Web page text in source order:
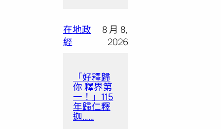
在地政
經
8 月 8,
2026
「好釋歸
你 釋界第
一！」115
年歸仁釋
迦……